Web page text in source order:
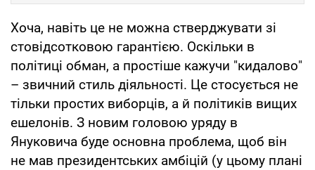
Хоча, навіть це не можна стверджувати зі
стовідсотковою гарантією. Оскільки в
політиці обман, а простіше кажучи "кидалово"
– звичний стиль діяльності. Це стосується не
тільки простих виборців, а й політиків вищих
ешелонів. З новим головою уряду в
Януковича буде основна проблема, щоб він
не мав президентських амбіцій (у цьому плані